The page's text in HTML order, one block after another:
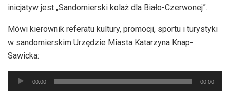
inicjatyw jest „Sandomierski kolaż dla Biało-Czerwonej”.
Mówi kierownik referatu kultury, promocji, sportu i turystyki
w sandomierskim Urzędzie Miasta Katarzyna Knap-
Sawicka:
Odtwarzacz
plików
00:00 00:00